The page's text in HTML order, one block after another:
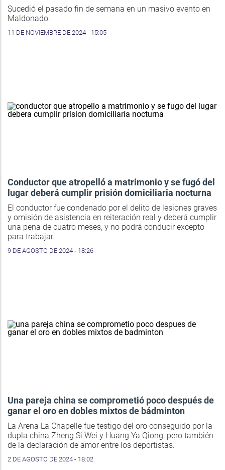
Sucedió el pasado fin de semana en un masivo evento en
Maldonado.
11 DE NOVIEMBRE DE 2024 - 15:05
Conductor que atropelló a matrimonio y se fugó del
lugar deberá cumplir prisión domiciliaria nocturna
El conductor fue condenado por el delito de lesiones graves
y omisión de asistencia en reiteración real y deberá cumplir
una pena de cuatro meses, y no podrá conducir excepto
para trabajar.
9 DE AGOSTO DE 2024 - 18:26
Una pareja china se comprometió poco después de
ganar el oro en dobles mixtos de bádminton
La Arena La Chapelle fue testigo del oro conseguido por la
dupla china Zheng Si Wei y Huang Ya Qiong, pero también
de la declaración de amor entre los deportistas.
2 DE AGOSTO DE 2024 - 18:02